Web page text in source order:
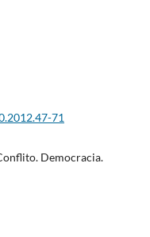
71
Democracia.